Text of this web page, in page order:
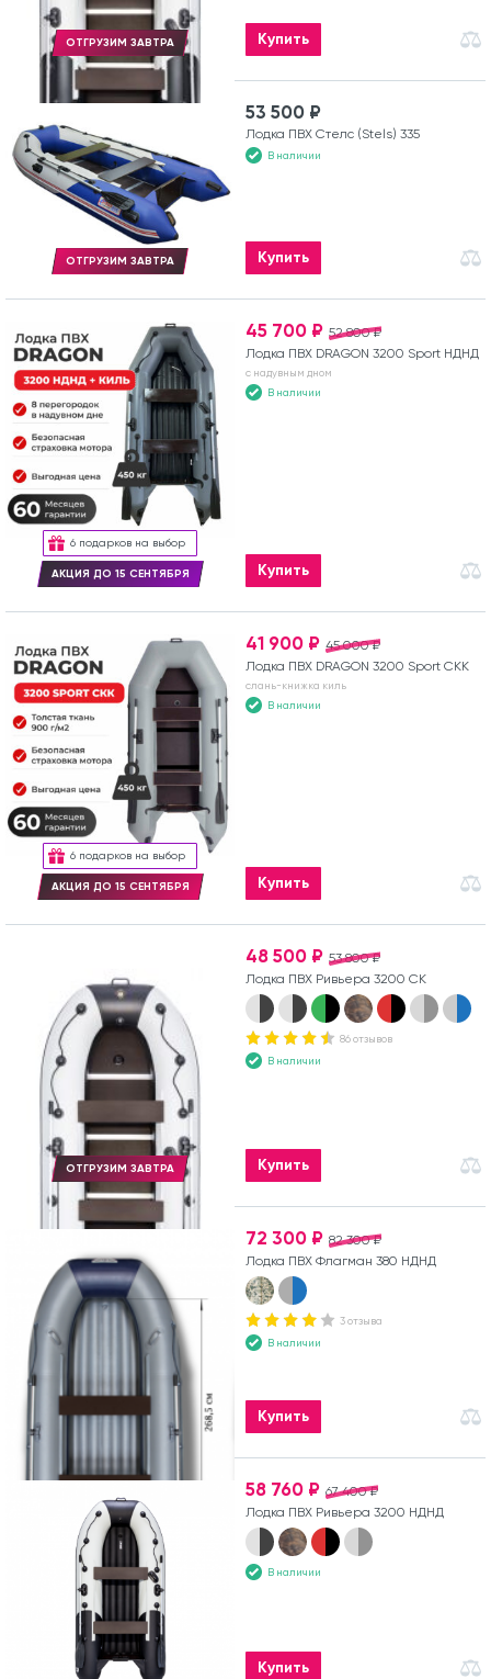
ОТГРУЗИМ ЗАВТРА Купить
ОТГРУЗИМ ЗАВТРА
53 500 ₽
Лодка ПВХ Стелс (Stels) 335
В наличии
Купить
6 подарков на выбор
АКЦИЯ ДО 15 СЕНТЯБРЯ
52 800 ₽
45 700 ₽
Лодка ПВХ DRAGON 3200 Sport НДНД
с надувным дном
В наличии
Купить
6 подарков на выбор
АКЦИЯ ДО 15 СЕНТЯБРЯ
45 000 ₽
41 900 ₽
Лодка ПВХ DRAGON 3200 Sport СКК
слань-книжка киль
В наличии
Купить
ОТГРУЗИМ ЗАВТРА
53 800 ₽
48 500 ₽
Лодка ПВХ Ривьера 3200 СК
86 отзывов
В наличии
Купить
82 300 ₽
72 300 ₽
Лодка ПВХ Флагман 380 НДНД
3 отзыва
В наличии
Купить
67 400 ₽
58 760 ₽
Лодка ПВХ Ривьера 3200 НДНД
В наличии
Купить